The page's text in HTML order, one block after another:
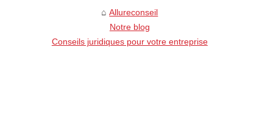
Allureconseil
Notre blog
Conseils juridiques pour votre entreprise